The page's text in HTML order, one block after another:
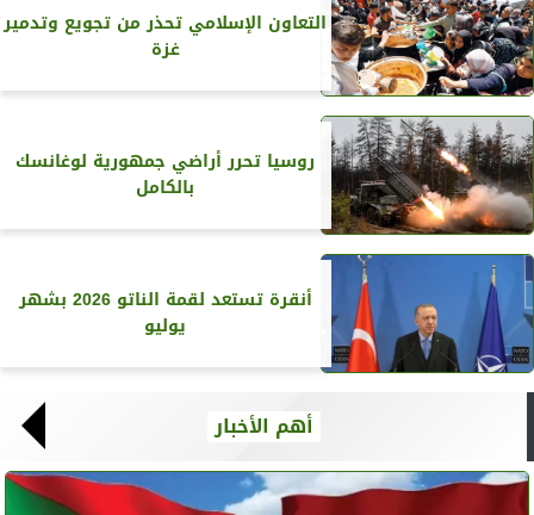
التعاون الإسلامي تحذر من تجويع وتدمير
غزة
روسيا تحرر أراضي جمهورية لوغانسك
بالكامل
أنقرة تستعد لقمة الناتو 2026 بشهر
يوليو
أهم الأخبار